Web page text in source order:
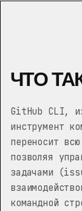
ЧТО
GitHub CLI,
инструмент
переносит
позволяя
задачами
командной